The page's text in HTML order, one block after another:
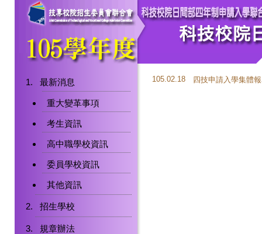
最新消息
重大變革事項
考生資訊
高中職學校資訊
委員學校資訊
其他資訊
招生學校
規章辦法
105.02.18 四技申請入學集體